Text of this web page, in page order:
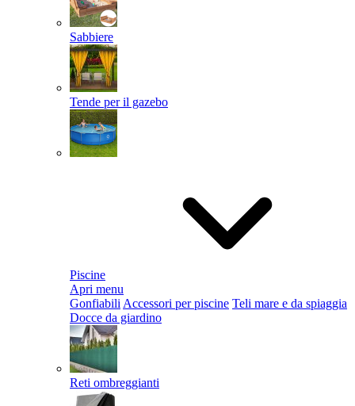
Sabbiere
Tende per il gazebo
Piscine
Apri menu
Gonfiabili Accessori per piscine Teli mare e da spiaggia
Docce da giardino
Reti ombreggianti